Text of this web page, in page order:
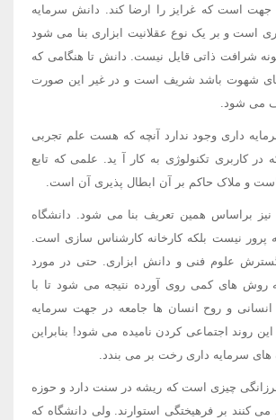
جهت است که غرایز را ارضا کند. دانش سرمایه
است و بر یک نوع عقلانیت ابزاری بنا می شود
شرافت ذاتی قایل نیست. دانش تا هنگامی که
شهوت باشد شریف است و در غیر این صورت
می شود.
داری وجود ندارد آنچه که هست علم تجربی
کاربری تکنولوژی به کار آ ید. علمی که تابع
و ملاک حاکم بر آن ابطال پذیری آن است.
براساس همین تعریف بنا می شود. دانشگاه
پرور نیست بلکه کارخانه کارشناس سازی است.
علوم فنی و دانش ابزاری. حتی در مورد
روش های کمی روی آورده نتیجه می شود تا با
انسانی و روح انسان ها جامعه در جهت سرمایه
روند اجتماعی کردن نامیده می شود! بنابراین
های سرمایه داری رخت بر می بندد.
فرزانگی چیزی است که ریشه در سنت دارد و حوزه
می کنند بر فرهیختگی استوارند. ولی دانشگاه که